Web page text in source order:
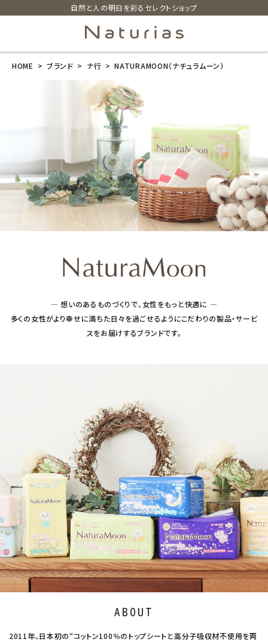
自然と人の明日を彩るセレクトショップ
カテゴリーから探す
美容・コスメ・香水
インナー・下着・ナイトウェア
ブランド
定期購入
オリジナルブランド
ナチュラムーン
エコリュクス
ナチュラプラス
HOME ブランド ナ行 NATURAMOON（ナチュラムーン）
― 想いのあるものづくりで、女性をもっと快適に ―
多くの女性がより幸せに満ちた日々を過ごせるようにこだわりの製品・サービ
スをお届けするブランドです。
ABOUT
2011年、日本初の“コットン100％のトップシートと高分子吸収材不使用を両